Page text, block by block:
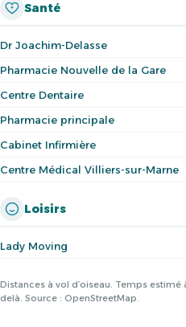
Santé
Dr Joachim-Delasse
Pharmacie Nouvelle de la Gare
Centre Dentaire
Pharmacie principale
Cabinet Infirmière
Centre Médical Villiers-sur-Marne
Loisirs
Lady Moving
Distances à vol d’oiseau. Temps estimé
delà. Source : OpenStreetMap.